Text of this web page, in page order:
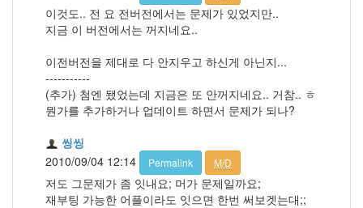
이것도.. 전 요 전버전에서는 문제가 있었지만..
지금 이 버전에서는 꺼지네요..
이전버전을 제대로 다 안지우고 하신게 아닌지...
-----------
(추가) 첨엔 됐었는데 지금은 또 안꺼지네요.. 거참.. ㅎ
뭔가를 추가하거나 업데이트 하면서 문제가 되나?
씽씽
2010/09/04 12:14
Permalink M/D
저도 그문제가 좀 잇내요; 머가 문제일까요;
재부팅 가능한 어플이라도 잇으면 한번 써보겟는대;;